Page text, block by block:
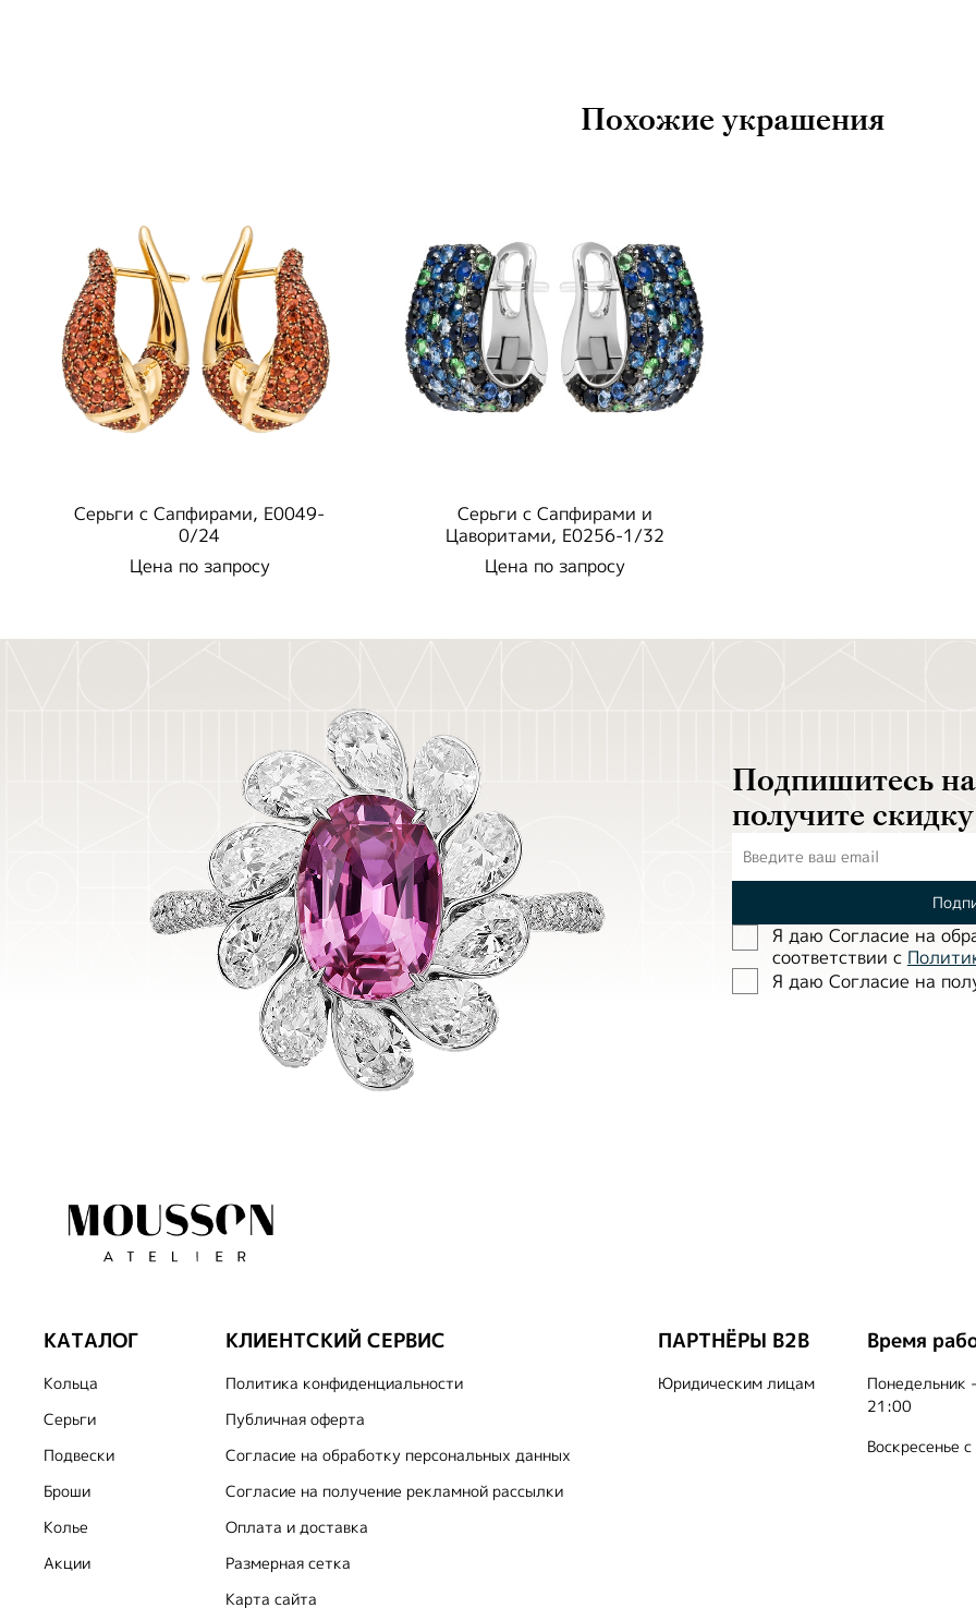
Похожие украшения
Серьги c Сапфирами, E0049-
0/24
Цена по запросу
Серьги с Сапфирами и
Цаворитами, E0256-1/32
Цена по запросу
Подпишитесь
получите
Я даю Согласие на
соответствии с
Я даю Согласие на
КАТАЛОГ
Кольца
Серьги
Подвески
Броши
Колье
Акции
КЛИЕНТСКИЙ СЕРВИС
Политика конфиденциальности
Публичная оферта
Согласие на обработку персональных данных
Согласие на получение рекламной рассылки
Оплата и доставка
Размерная сетка
Карта сайта
ПАРТНЁРЫ B2B
Юридическим лицам
Время
Понедельник
21:00
Воскресенье